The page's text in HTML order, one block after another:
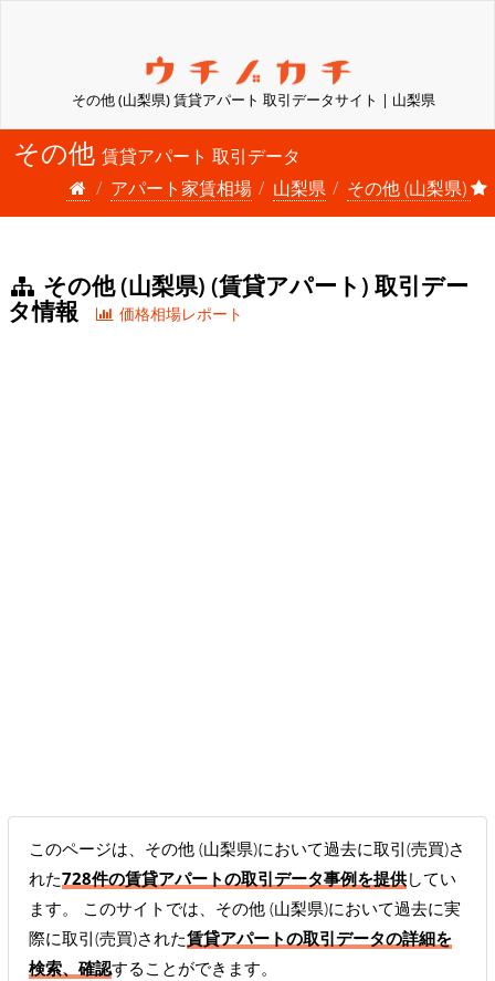
その他 (山梨県) 賃貸アパート 取引データサイト | 山梨県
その他 賃貸アパート 取引データ
アパート家賃相場
山梨県 その他 (山梨県)
その他 (山梨県) (賃貸アパート) 取引デー
タ情報
価格相場レポート
このページは、その他 (山梨県)において過去に取引(売買)さ
れた728件の賃貸アパートの取引データ事例を提供してい
ます。 このサイトでは、その他 (山梨県)において過去に実
際に取引(売買)された賃貸アパートの取引データの詳細を
検索、確認することができます。